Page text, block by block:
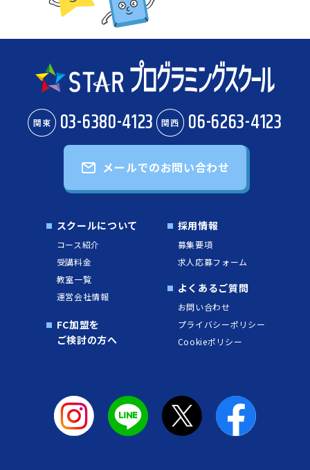
関東 03-6380-4123 関西 06-6263-4123
メールでのお問い合わせ
スクールについて
コース紹介
受講料金
教室一覧
運営会社情報
FC加盟を
ご検討の方へ
採用情報
募集要項
求人応募フォーム
よくあるご質問
お問い合わせ
プライバシーポリシー
Cookieポリシー